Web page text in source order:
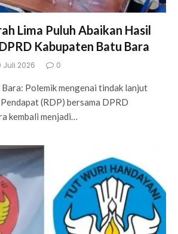
Lima Puluh Abaikan Hasil
Kabupaten Batu Bara
Juli 2026 0
Bara: Polemik mengenai tindak lanjut
(RDP) bersama DPRD
kembali menjadi…